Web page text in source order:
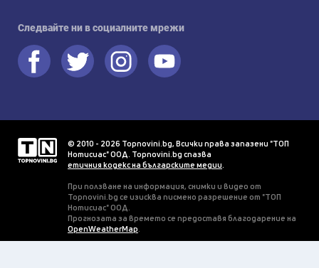
Следвайте ни в социалните мрежи
© 2010 - 2026 Topnovini.bg, Всички права запазени "ТОП
Нотисиас" ООД. Topnovini.bg спазва
етичния кодекс на българските медии.
При ползване на информация, снимки и видео от
Topnovini.bg се изисква писмено разрешение от "ТОП
Нотисиас" ООД.
Прогнозата за времето се предоставя благодарение на
OpenWeatherMap.